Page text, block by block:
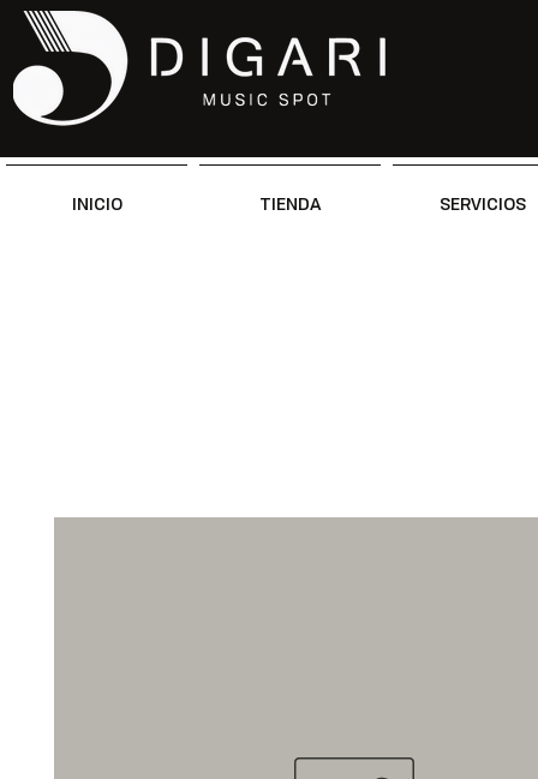
INICIO TIENDA SERVICIOS